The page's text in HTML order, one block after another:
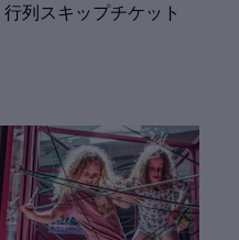
列スキップチケット